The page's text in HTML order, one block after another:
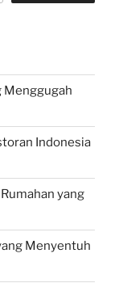
Menggugah
Indonesia
yang
Menyentuh